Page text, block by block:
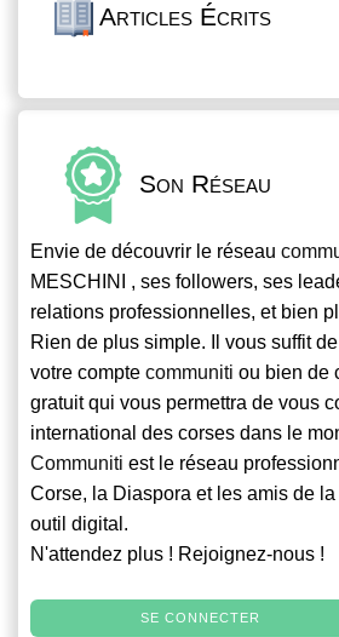
Articles Écrits
Son Réseau
Envie de découvrir le réseau
MESCHINI , ses followers, ses
relations professionnelles, et bien
Rien de plus simple. Il vous suffit
votre compte communiti ou bien de
gratuit qui vous permettra de vous
international des corses dans le
Communiti est le réseau
Corse, la Diaspora et les amis de
outil digital.
N'attendez plus ! Rejoignez-nous !
SE CONNECTER